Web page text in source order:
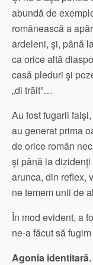
abundă de
românească a
ardeleni, şi, până
ca orice altă
casă pleduri şi
„di trăit”…
Au fost fugarii
au generat prima
de orice român
şi până la
arunca, din reflex,
ne temem unii de
În mod evident, a
ne-a făcut să
Agonia